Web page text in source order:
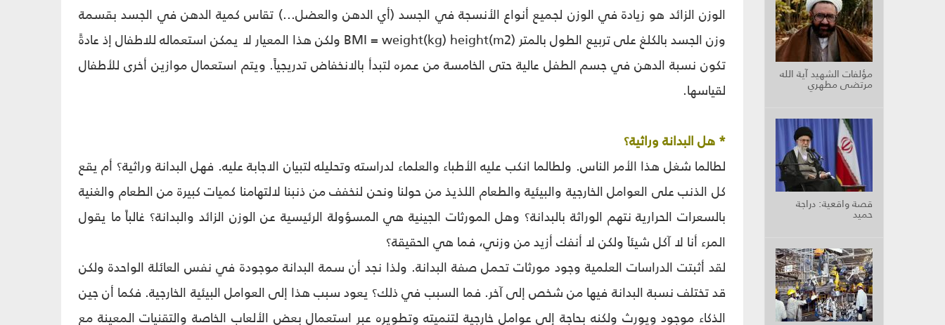
مؤلفات الشهيد آية الله
مرتضى مطهري
قصة واقعية: دراجة
حميد
الوزن الزائد هو زيادة في الوزن لجميع أنواع الأنسجة في الجسد (أي الدهن والعضل...) تقاس كمية الدهن في الجسد بقسمة
وزن الجسد بالكلغ على تربيع الطول بالمتر BMI = weight(kg) height(m2) ولكن هذا المعيار لا يمكن استعماله للاطفال إذ عادةً
تكون نسبة الدهن في جسم الطفل عالية حتى الخامسة من عمره لتبدأ بالانخفاض تدريجياً. ويتم استعمال موازين أخرى للأطفال
لقياسها.
* هل البدانة وراثية؟
لطالما شغل هذا الأمر الناس. ولطالما انكب عليه الأطباء والعلماء لدراسته وتحليله لتبيان الاجابة عليه. فهل البدانة وراثية؟ أم يقع
كل الذنب على العوامل الخارجية والبيئية والطعام اللذيذ من حولنا ونحن لنخفف من ذنبنا لالتهامنا كميات كبيرة من الطعام والغنية
بالسعرات الحرارية نتهم الوراثة بالبدانة؟ وهل المورثات الجينية هي المسؤولة الرئيسية عن الوزن الزائد والبدانة؟ غالباً ما يقول
المرء أنا لا آكل شيئاَ ولكن لا أنفك أزيد من وزني، فما هي الحقيقة؟
لقد أثبتت الدراسات العلمية وجود مورثات تحمل صفة البدانة. ولذا نجد أن سمة البدانة موجودة في نفس العائلة الواحدة ولكن
قد تختلف نسبة البدانة فيها من شخص إلى آخر. فما السبب في ذلك؟ يعود سبب هذا إلى العوامل البيئية الخارجية. فكما أن جين
الذكاء موجود ويورث ولكنه بحاجة إلى عوامل خارجية لتنميته وتطويره عبر استعمال بعض الألعاب الخاصة والتقنيات المعينة مع